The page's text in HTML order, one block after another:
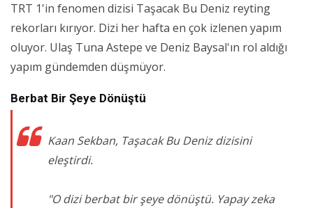
TRT 1'in fenomen dizisi Taşacak Bu Deniz reyting
rekorları kırıyor. Dizi her hafta en çok izlenen yapım
oluyor. Ulaş Tuna Astepe ve Deniz Baysal'ın rol aldığı
yapım gündemden düşmüyor.
Berbat Bir Şeye Dönüştü
Kaan Sekban, Taşacak Bu Deniz dizisini
eleştirdi.
"O dizi berbat bir şeye dönüştü. Yapay zeka